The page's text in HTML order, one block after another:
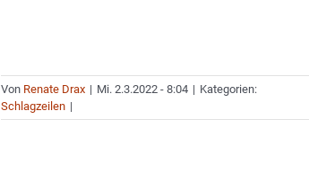
Von Renate Drax | Mi. 2.3.2022 - 8:04 | Kategorien:
Schlagzeilen |